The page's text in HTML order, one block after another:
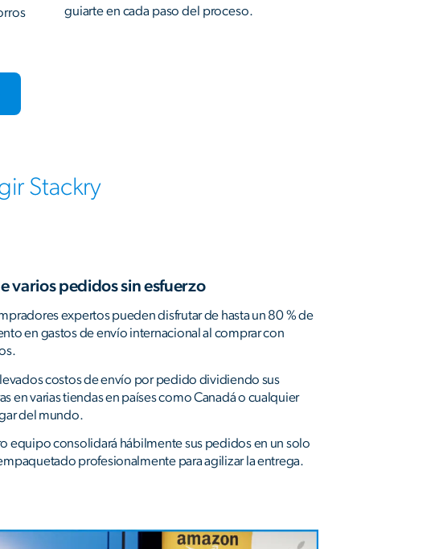
guiarte en cada paso del proceso.
Stackry
varios pedidos sin esfuerzo
expertos pueden disfrutar de hasta un 80 % de
en gastos de envío internacional al comprar con
costos de envío por pedido dividiendo sus
en varias tiendas en países como Canadá o cualquier
del mundo.
equipo consolidará hábilmente sus pedidos en un solo
profesionalmente para agilizar la entrega.